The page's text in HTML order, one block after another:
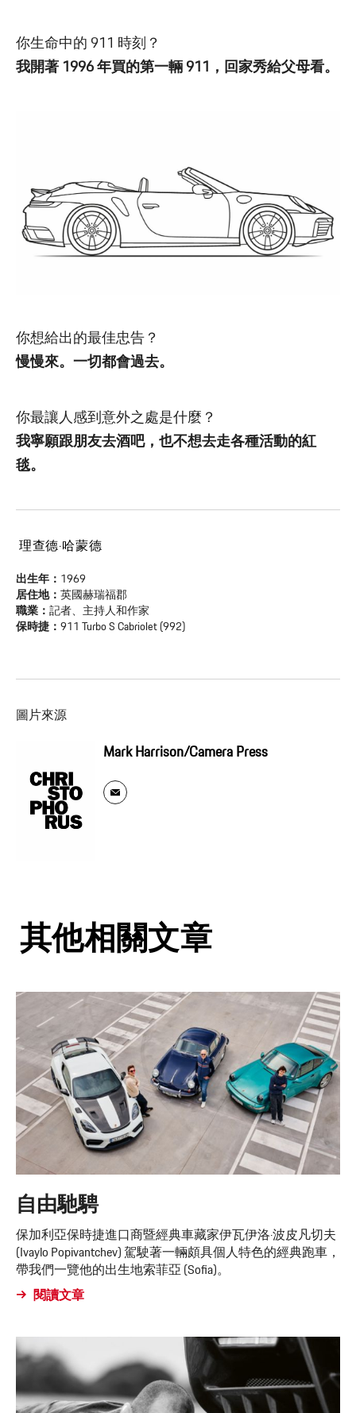
你生命中的 911 時刻？
我開著 1996 年買的第一輛 911，回家秀給父母看。
你想給出的最佳忠告？
慢慢來。一切都會過去。
你最讓人感到意外之處是什麼？
我寧願跟朋友去酒吧，也不想去走各種活動的紅
毯。
理查德·哈蒙德
出生年： 1969
居住地： 英國赫瑞福郡
職業： 記者、主持人和作家
保時捷： 911 Turbo S Cabriolet (992)
圖片來源
Mark Harrison/Camera Press
其他相關文章
自由馳騁
保加利亞保時捷進口商暨經典車藏家伊瓦伊洛·波皮凡切夫
(Ivaylo Popivantchev) 駕駛著一輛頗具個人特色的經典跑車，
帶我們一覽他的出生地索菲亞 (Sofia)。
閱讀文章